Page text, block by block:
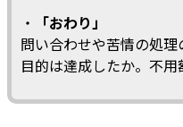
・
「おわり」
問い合わせや苦情の処
目的は達成したか。不用